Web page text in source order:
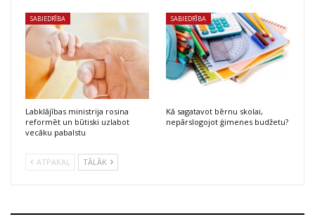
SABIEDRĪBA
Labklājības ministrija rosina
reformēt un būtiski uzlabot
vecāku pabalstu
SABIEDRĪBA
Kā sagatavot bērnu skolai,
nepārslogojot ģimenes budžetu?
ATPAKAĻ TĀLĀK